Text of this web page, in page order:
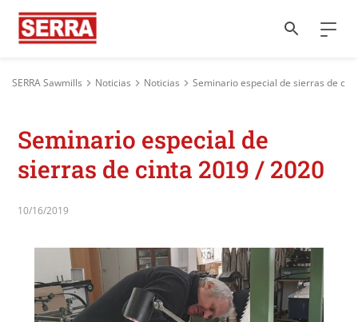
SERRA Sawmills Noticias Noticias Seminario especial de sierras de
Seminario especial de
sierras de cinta 2019 / 2020
10/16/2019